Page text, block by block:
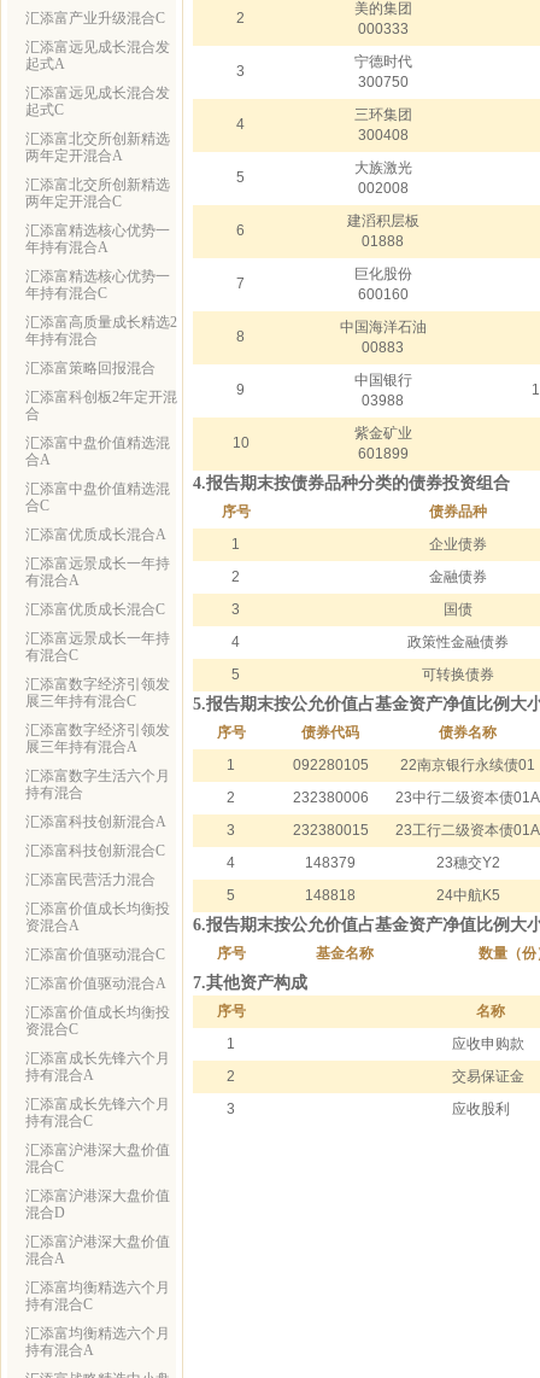
汇添富产业升级混合C
汇添富远见成长混合发
起式A
汇添富远见成长混合发
起式C
汇添富北交所创新精选
两年定开混合A
汇添富北交所创新精选
两年定开混合C
汇添富精选核心优势一
年持有混合A
汇添富精选核心优势一
年持有混合C
汇添富高质量成长精选2
年持有混合
汇添富策略回报混合
汇添富科创板2年定开混
合
汇添富中盘价值精选混
合A
汇添富中盘价值精选混
合C
汇添富优质成长混合A
汇添富远景成长一年持
有混合A
汇添富优质成长混合C
汇添富远景成长一年持
有混合C
汇添富数字经济引领发
展三年持有混合C
汇添富数字经济引领发
展三年持有混合A
汇添富数字生活六个月
持有混合
汇添富科技创新混合A
汇添富科技创新混合C
汇添富民营活力混合
汇添富价值成长均衡投
资混合A
汇添富价值驱动混合C
汇添富价值驱动混合A
汇添富价值成长均衡投
资混合C
汇添富成长先锋六个月
持有混合A
汇添富成长先锋六个月
持有混合C
汇添富沪港深大盘价值
混合C
汇添富沪港深大盘价值
混合D
汇添富沪港深大盘价值
混合A
汇添富均衡精选六个月
持有混合C
汇添富均衡精选六个月
持有混合A
2
美的集团
000333
3
宁德时代
300750
4
三环集团
300408
5
大族激光
002008
6
建滔积层板
01888
7
巨化股份
600160
8
中国海洋石油
00883
9
中国银行
03988
10
紫金矿业
601899
4.报告期末按债券品种分类的债券投资组合
序号 债券品种
1 企业债券
2 金融债券
3 国债
4 政策性金融债券
5 可转换债券
5.报告期末按公允价值占基金资产净值比例大
序号 债券代码 债券名称
1 092280105 22南京银行永续债01
2 232380006 23中行二级资本债01A
3 232380015 23工行二级资本债01A
4 148379 23穗交Y2
5 148818 24中航K5
6.报告期末按公允价值占基金资产净值比例大
序号 基金名称 数量（份
7.其他资产构成
序号 名称
1 应收申购款
2 交易保证金
3 应收股利